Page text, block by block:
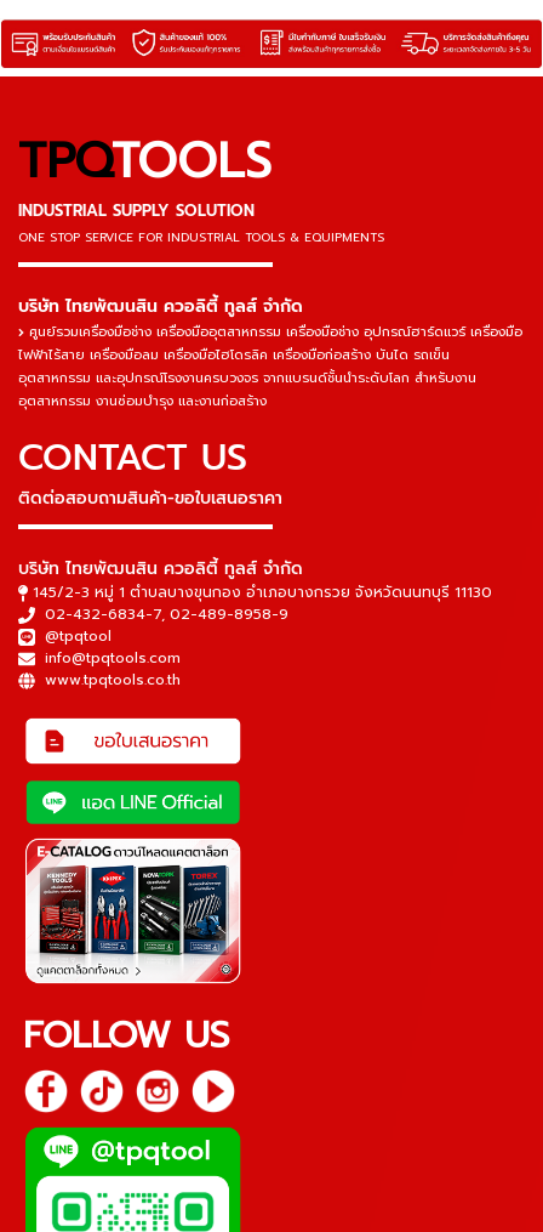
TPQTOOLS
INDUSTRIAL SUPPLY SOLUTION
ONE STOP SERVICE FOR INDUSTRIAL TOOLS & EQUIPMENTS
▬▬▬▬▬▬▬▬▬▬▬▬▬▬▬
บริษัท ไทยพัฒนสิน ควอลิตี้ ทูลส์ จำกัด
ศูนย์รวมเครื่องมือช่าง เครื่องมืออุตสาหกรรม เครื่องมือช่าง อุปกรณ์ฮาร์ดแวร์ เครื่องมือ
ไฟฟ้าไร้สาย เครื่องมือลม เครื่องมือไฮโดรลิค เครื่องมือก่อสร้าง บันได รถเข็น
อุตสาหกรรม และอุปกรณ์โรงงานครบวงจร จากแบรนด์ชั้นนำระดับโลก สำหรับงาน
อุตสาหกรรม งานซ่อมบำรุง และงานก่อสร้าง
CONTACT US
ติดต่อสอบถามสินค้า-ขอใบเสนอราคา
▬▬▬▬▬▬▬▬▬▬▬▬▬▬▬
บริษัท ไทยพัฒนสิน ควอลิตี้ ทูลส์ จำกัด
145/2-3 หมู่ 1 ตำบลบางขุนกอง อำเภอบางกรวย จังหวัดนนทบุรี 11130
02-432-6834-7, 02-489-8958-9
@tpqtool
info@tpqtools.com
www.tpqtools.co.th
FOLLOW US